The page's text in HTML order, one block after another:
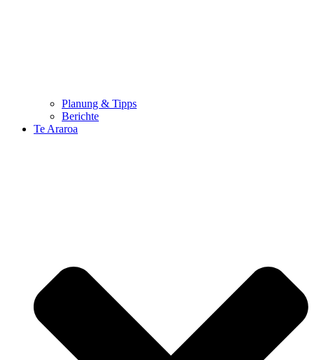
Planung & Tipps
Berichte
Te Araroa